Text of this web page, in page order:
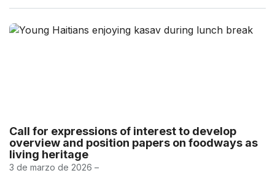
Call for expressions of interest to develop
overview and position papers on foodways as
living heritage
3 de marzo de 2026 –